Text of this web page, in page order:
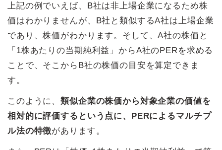
上記の例でいえば、B社は非上場企業になるため株
価はわかりませんが、B社と類似するA社は上場企業
であり、株価がわかります。そして、A社の株価と
「1株あたりの当期純利益」からA社のPERを求める
ことで、そこからB社の株価の目安を算定できま
す。
このように、類似企業の株価から対象企業の価値を
相対的に評価するという点に、PERによるマルチプ
ル法の特徴があります。